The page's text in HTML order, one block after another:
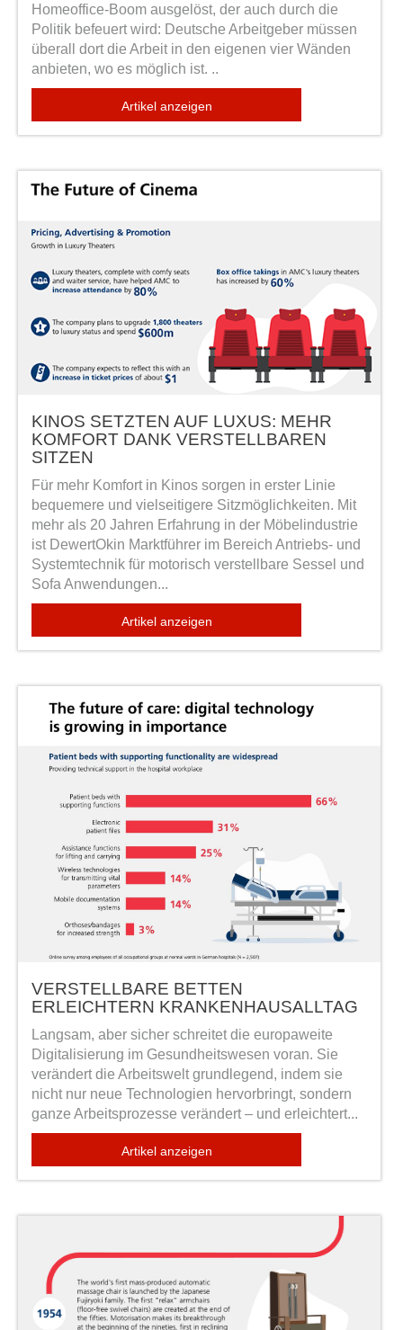
Homeoffice-Boom ausgelöst, der auch durch die
Politik befeuert wird: Deutsche Arbeitgeber müssen
überall dort die Arbeit in den eigenen vier Wänden
anbieten, wo es möglich ist. ..
Artikel anzeigen
KINOS SETZTEN AUF LUXUS: MEHR
KOMFORT DANK VERSTELLBAREN
SITZEN
Für mehr Komfort in Kinos sorgen in erster Linie
bequemere und vielseitigere Sitzmöglichkeiten. Mit
mehr als 20 Jahren Erfahrung in der Möbelindustrie
ist DewertOkin Marktführer im Bereich Antriebs- und
Systemtechnik für motorisch verstellbare Sessel und
Sofa Anwendungen...
Artikel anzeigen
VERSTELLBARE BETTEN
ERLEICHTERN KRANKENHAUSALLTAG
Langsam, aber sicher schreitet die europaweite
Digitalisierung im Gesundheitswesen voran. Sie
verändert die Arbeitswelt grundlegend, indem sie
nicht nur neue Technologien hervorbringt, sondern
ganze Arbeitsprozesse verändert – und erleichtert...
Artikel anzeigen